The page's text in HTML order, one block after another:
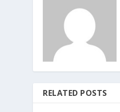
RELATED POSTS